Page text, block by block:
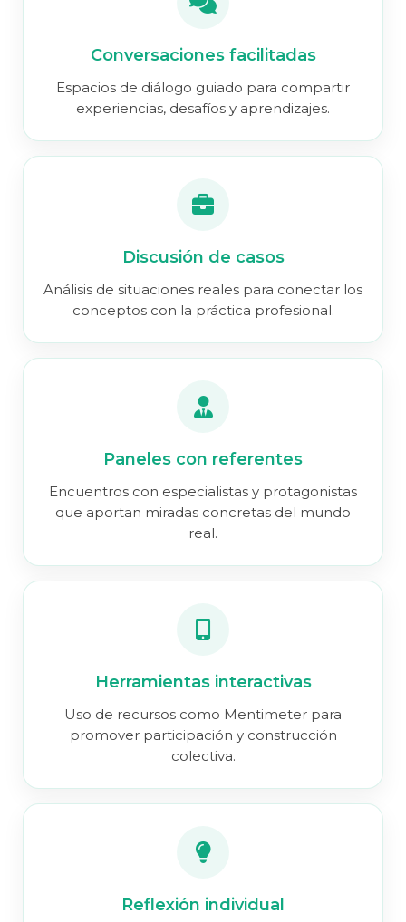
Conversaciones facilitadas
Espacios de diálogo guiado para compartir
experiencias, desafíos y aprendizajes.
Discusión de casos
Análisis de situaciones reales para conectar los
conceptos con la práctica profesional.
Paneles con referentes
Encuentros con especialistas y protagonistas
que aportan miradas concretas del mundo
real.
Herramientas interactivas
Uso de recursos como Mentimeter para
promover participación y construcción
colectiva.
Reflexión individual